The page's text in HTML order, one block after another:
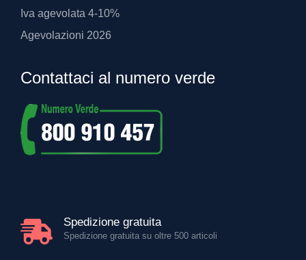
Iva agevolata 4-10%
Agevolazioni 2026
Contattaci al numero verde
Spedizione gratuita
Spedizione gratuita su oltre 500 articoli